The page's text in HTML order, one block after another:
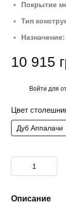
Покрытие
Тип
Назначение:
10 915
Войти для
Цвет
Дуб Аппалачи
Описание